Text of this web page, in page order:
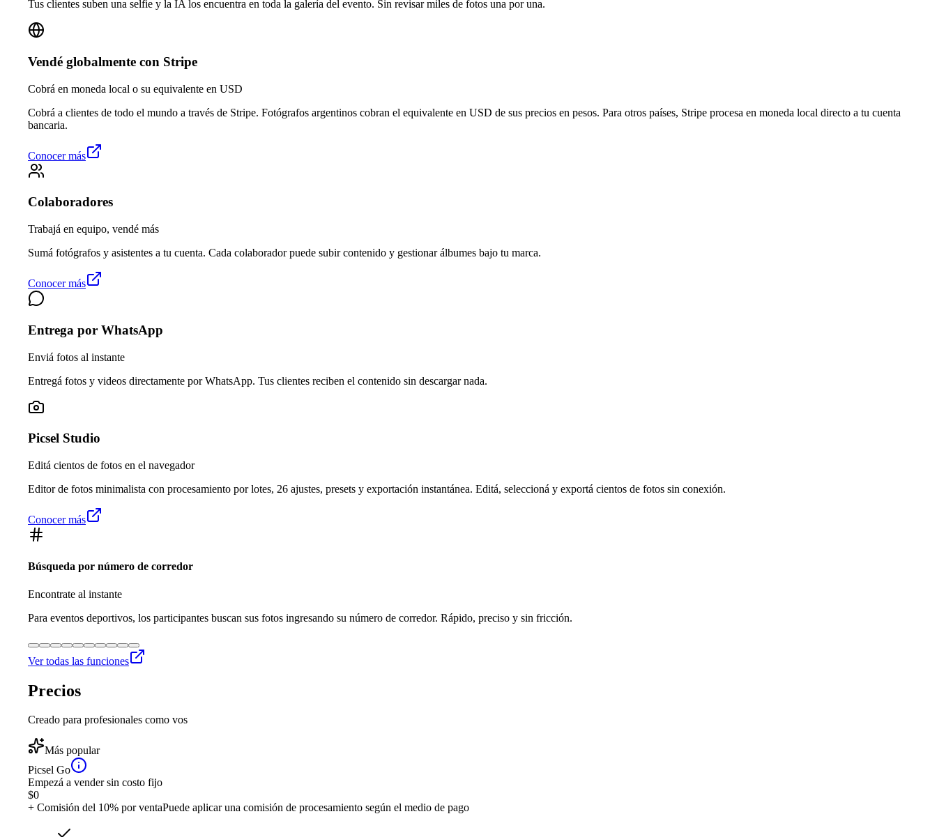
Tus clientes suben una selfie y la IA los encuentra en toda la galería del evento. Sin revisar miles de fotos una por una.
Vendé globalmente con Stripe
Cobrá en moneda local o su equivalente en USD
Cobrá a clientes de todo el mundo a través de Stripe. Fotógrafos argentinos cobran el equivalente en USD de sus precios en pesos. Para otros países, Stripe procesa en moneda local directo a tu cuenta
bancaria.
Conocer más
Colaboradores
Trabajá en equipo, vendé más
Sumá fotógrafos y asistentes a tu cuenta. Cada colaborador puede subir contenido y gestionar álbumes bajo tu marca.
Conocer más
Entrega por WhatsApp
Enviá fotos al instante
Entregá fotos y videos directamente por WhatsApp. Tus clientes reciben el contenido sin descargar nada.
Picsel Studio
Editá cientos de fotos en el navegador
Editor de fotos minimalista con procesamiento por lotes, 26 ajustes, presets y exportación instantánea. Editá, seleccioná y exportá cientos de fotos sin conexión.
Conocer más
Búsqueda por número de corredor
Encontrate al instante
Para eventos deportivos, los participantes buscan sus fotos ingresando su número de corredor. Rápido, preciso y sin fricción.
Ver todas las funciones
Precios
Creado para profesionales como vos
Más popular
Picsel Go
Empezá a vender sin costo fijo
$0
+ Comisión del 10% por ventaPuede aplicar una comisión de procesamiento según el medio de pago